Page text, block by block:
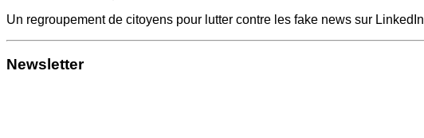
Un regroupement de citoyens pour lutter contre les fake news sur LinkedIn
Newsletter